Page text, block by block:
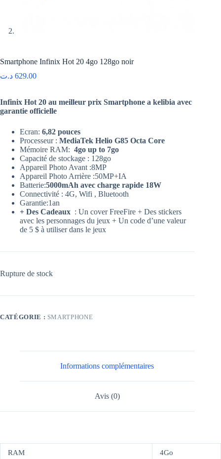
Smartphone Infinix Hot 20 4go 128go noir
629.00 د.ت
Infinix Hot 20 au meilleur prix Smartphone a kelibia avec
garantie officielle
Ecran: 6,82 pouces
Processeur : MediaTek Helio G85 Octa Core
Mémoire RAM: 4go up to 7go
Capacité de stockage : 128go
Appareil Photo Avant :8MP
Appareil Photo Arrière :50MP+IA
Batterie:5000mAh avec charge rapide 18W
Connectivité : 4G, Wifi , Bluetooth
Garantie:1an
+ Des Cadeaux : Un cover FreeFire + Des stickers
avec les personnages du jeux + Un code d’une valeur
de 5 $ à utiliser dans le jeux
Rupture de stock
CATÉGORIE : SMARTPHONE
Informations complémentaires
Avis (0)
RAM 4Go